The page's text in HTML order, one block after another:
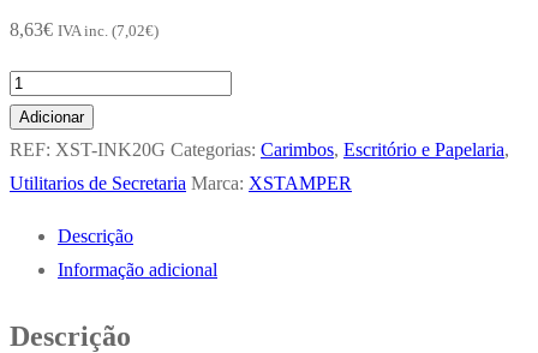
8,63€ IVA inc. (7,02€)
Quantidade
de
Tinta
p/
Xstamper
Adicionar
REF: XST-INK20G Categorias: Carimbos, Escritório e Papelaria,
Utilitarios de Secretaria Marca: XSTAMPER
Descrição
Informação adicional
Descrição